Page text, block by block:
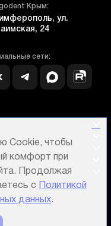
Крым:
ул.
24
сети:
Cookie, чтобы
комфорт при
Продолжая
с
Политикой
данных.